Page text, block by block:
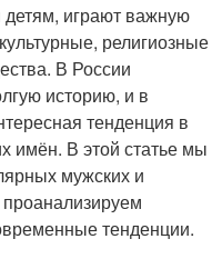
играют важную
религиозные
В России
историю, и в
тенденция в
имён. В этой статье мы
мужских и
тенденции.